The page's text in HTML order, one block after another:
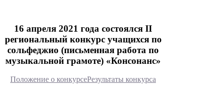
16 апреля 2021 года состоялся II
региональный конкурс учащихся по
сольфеджио (письменная работа по
музыкальной грамоте) «Консонанс»
Положение о конкурсеРезультаты конкурса